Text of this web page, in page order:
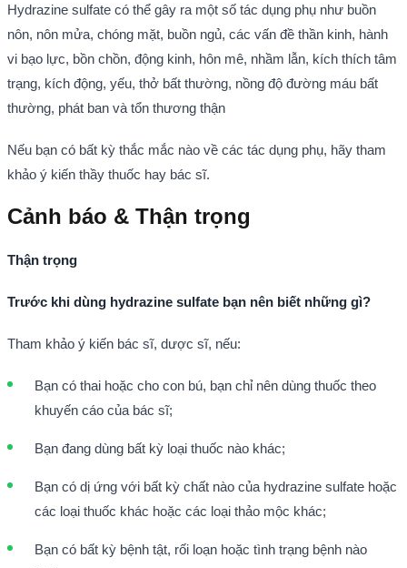
Hydrazine sulfate có thể gây ra một số tác dụng phụ như buồn
nôn, nôn mửa, chóng mặt, buồn ngủ, các vấn đề thần kinh, hành
vi bạo lực, bồn chồn, động kinh, hôn mê, nhầm lẫn, kích thích tâm
trạng, kích động, yếu, thở bất thường, nồng độ đường máu bất
thường, phát ban và tổn thương thận
Nếu bạn có bất kỳ thắc mắc nào về các tác dụng phụ, hãy tham
khảo ý kiến thầy thuốc hay bác sĩ.
Cảnh báo & Thận trọng
Thận trọng
Trước khi dùng hydrazine sulfate bạn nên biết những gì?
Tham khảo ý kiến bác sĩ, dược sĩ, nếu:
Bạn có thai hoặc cho con bú, bạn chỉ nên dùng thuốc theo
khuyến cáo của bác sĩ;
Bạn đang dùng bất kỳ loại thuốc nào khác;
Bạn có dị ứng với bất kỳ chất nào của hydrazine sulfate hoặc
các loại thuốc khác hoặc các loại thảo mộc khác;
Bạn có bất kỳ bệnh tật, rối loạn hoặc tình trạng bệnh nào